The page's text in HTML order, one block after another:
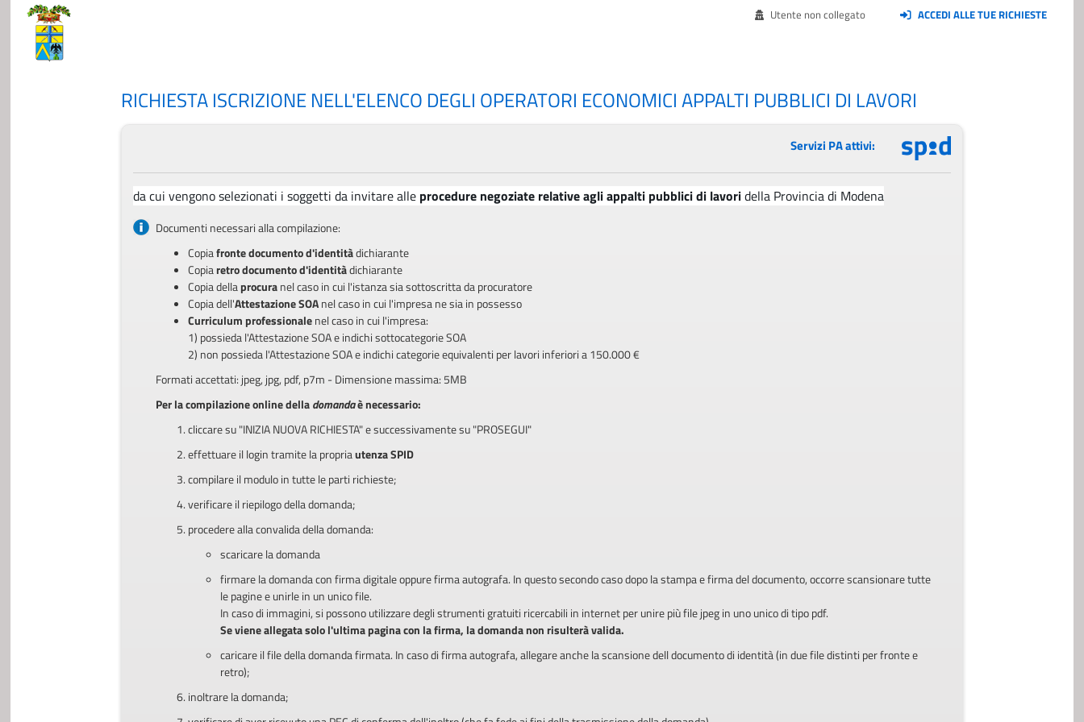
Utente non collegato ACCEDI ALLE TUE RICHIESTE
RICHIESTA ISCRIZIONE NELL'ELENCO DEGLI OPERATORI ECONOMICI APPALTI PUBBLICI DI LAVORI
Servizi PA attivi:
da cui vengono selezionati i soggetti da invitare alle procedure negoziate relative agli appalti pubblici di lavoridella Provincia di Modena
Documenti necessari alla compilazione:
Copiafronte documento d'identitàdichiarante
Copiaretro documento d'identitàdichiarante
Copia dellaprocuranel caso in cui l'istanza sia sottoscritta da procuratore
Copia dell'Attestazione SOAnel caso in cui l'impresa ne sia in possesso
Curriculum professionalenel caso in cui l'impresa:
1) possieda l'Attestazione SOA e indichi sottocategorie SOA
2) non possieda l'Attestazione SOA e indichi categorie equivalenti per lavori inferiori a 150.000 €
Formati accettati: jpeg, jpg, pdf, p7m - Dimensione massima: 5MB
Per la compilazione online delladomandaè necessario:
cliccare su "INIZIA NUOVA RICHIESTA" e successivamente su "PROSEGUI"
effettuare il login tramite la propriautenza SPID
compilare il modulo in tutte le parti richieste;
verificare il riepilogo della domanda;
procedere alla convalida della domanda:
scaricare la domanda
firmare la domanda con firma digitale oppure firma autografa. In questo secondo caso dopo la stampa e firma del documento, occorre scansionare tutte
le pagine e unirle in un unico file.
In caso di immagini, si possono utilizzare degli strumenti gratuiti ricercabili in internet per unire più file jpeg in uno unico di tipo pdf.
Se viene allegata solo l'ultima pagina con la firma, la domanda non risulterà valida.
caricare il file della domanda firmata. In caso di firma autografa, allegare anche la scansione dell documento di identità (in due file distinti per fronte e
retro);
inoltrare la domanda;